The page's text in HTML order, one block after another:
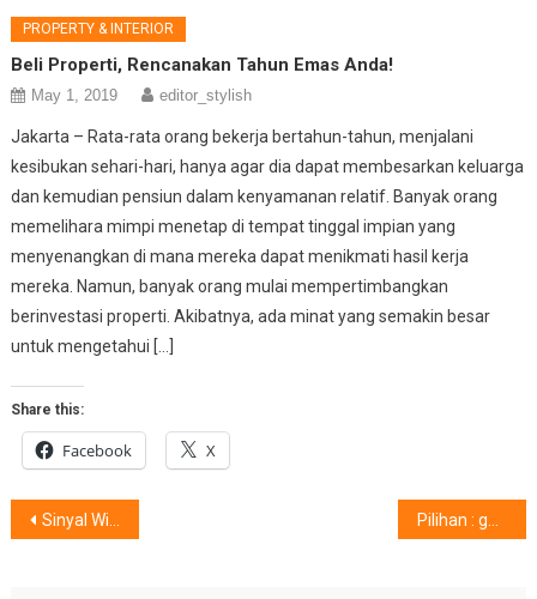
PROPERTY & INTERIOR
Beli Properti, Rencanakan Tahun Emas Anda!
May 1, 2019 editor_stylish
Jakarta – Rata-rata orang bekerja bertahun-tahun, menjalani
kesibukan sehari-hari, hanya agar dia dapat membesarkan keluarga
dan kemudian pensiun dalam kenyamanan relatif. Banyak orang
memelihara mimpi menetap di tempat tinggal impian yang
menyenangkan di mana mereka dapat menikmati hasil kerja
mereka. Namun, banyak orang mulai mempertimbangkan
berinvestasi properti. Akibatnya, ada minat yang semakin besar
untuk mengetahui […]
Share this:
Facebook X
Post
Sinyal Wi-Fi Kini Mudah Dinikmati Karena Tidak Ada Lagi Istilah Dead Zone